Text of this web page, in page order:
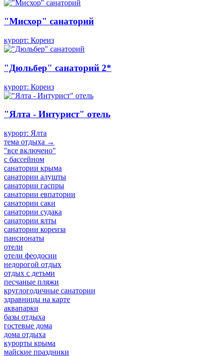
"Мисхор" санаторий
курорт: Кореиз
"Дюльбер" санаторий 2*
курорт: Кореиз
"Ялта - Интурист" отель
курорт: Ялта
тема отдыха →
"все включено"
с бассейном
санатории крыма
санатории алушты
санатории гаспры
санатории евпатории
санатории саки
санатории судака
санатории ялты
санатории кореиза
пансионаты
отели
отели феодосии
недорогой отдых
отдых с детьми
песчаные пляжи
круглогодичные санатории
здравницы на карте
аквапарки
базы отдыха
гостевые дома
дома отдыха
курорты крыма
майские праздники